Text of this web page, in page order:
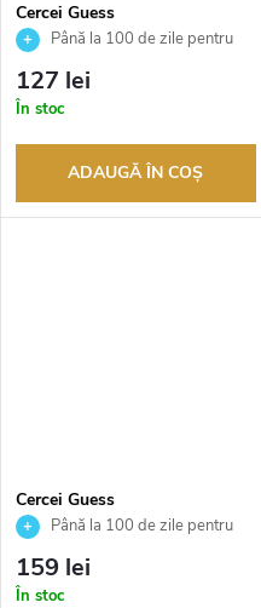
Cercei Guess
JUBE02158JWRHT
Până la 100 de zile pentru
returnarea bunurilor. Vânzător
autorizat
127 lei
În stoc
ADAUGĂ ÎN COŞ
Cercei Guess
JUBE02135JWRHT
Până la 100 de zile pentru
returnarea bunurilor. Vânzător
autorizat
159 lei
În stoc